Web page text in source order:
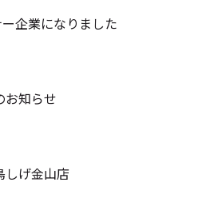
企業になりました
お知らせ
しげ金山店